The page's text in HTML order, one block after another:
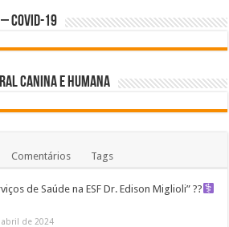
Covid-19
Canina e Humana
Comentários Tags
de Saúde na ESF Dr. Edison Miglioli” ??‍
abril de 2024